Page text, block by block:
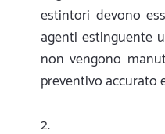
estintori devono
agenti estinguente
non vengono
preventivo accurato